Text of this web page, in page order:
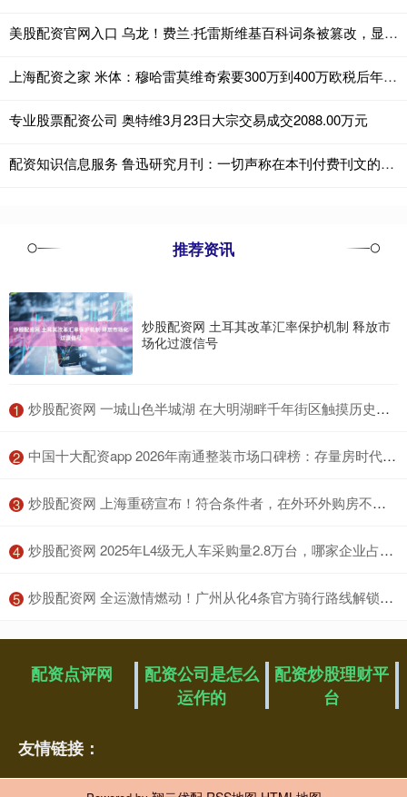
美股配资官网入口 乌龙！费兰·托雷斯维基百科词条被篡改，显示下赛季加盟利物浦
上海配资之家 米体：穆哈雷莫维奇索要300万到400万欧税后年薪，尤文认为太高
专业股票配资公司 奥特维3月23日大宗交易成交2088.00万元
配资知识信息服务 鲁迅研究月刊：一切声称在本刊付费刊文的，均系骗钱的不法行为
推荐资讯
炒股配资网 土耳其改革汇率保护机制 释放市
场化过渡信号
1 ​炒股配资网 一城山色半城湖 在大明湖畔千年街区触摸历史痕迹
2 ​中国十大配资app 2026年南通整装市场口碑榜：存量房时代，破解“放心装”难题
3 ​炒股配资网 上海重磅宣布！符合条件者，在外环外购房不限套数
4 ​炒股配资网 2025年L4级无人车采购量2.8万台，哪家企业占比最多?
5 ​炒股配资网 全运激情燃动！广州从化4条官方骑行路线解锁山水与运动之美
配资点评网
配资公司是怎么
运作的
配资炒股理财平
台
友情链接：